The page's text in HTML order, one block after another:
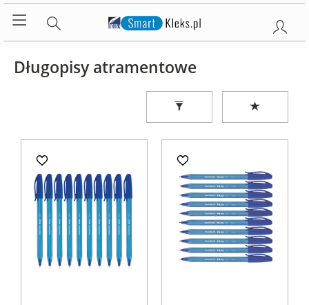
Długopisy atramentowe